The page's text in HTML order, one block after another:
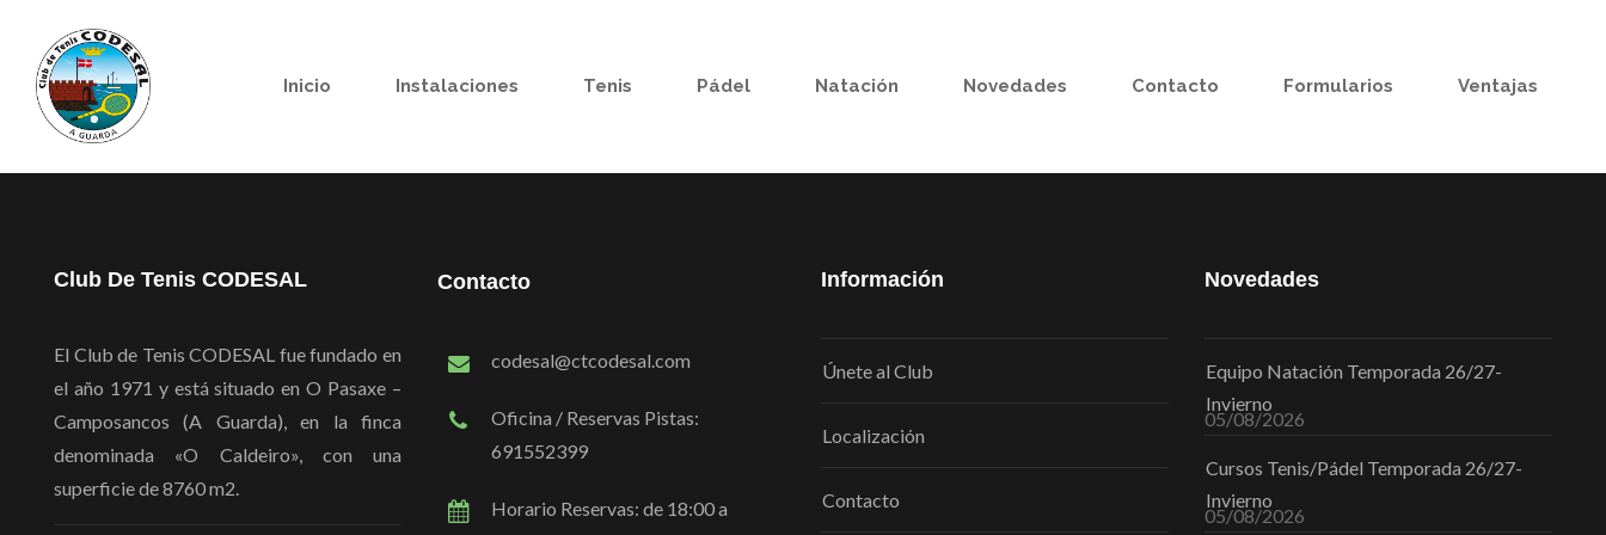
Inicio Instalaciones Tenis Pádel Natación Novedades Contacto Formularios Ventajas
Club De Tenis CODESAL
El Club de Tenis CODESAL fue fundado en
el año 1971 y está situado en O Pasaxe –
Camposancos (A Guarda), en la finca
denominada «O Caldeiro», con una
superficie de 8760 m2.
Contacto
codesal@ctcodesal.com
Oficina / Reservas Pistas:
691552399
Horario Reservas: de 18:00 a
Información
Únete al Club
Localización
Contacto
Novedades
Equipo Natación Temporada 26/27-
Invierno
05/08/2026
Cursos Tenis/Pádel Temporada 26/27-
Invierno
05/08/2026